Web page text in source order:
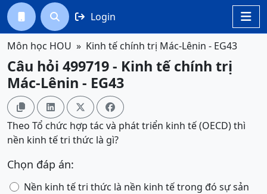

  Login
Môn học HOU Kinh tế chính trị Mác-Lênin - EG43
Câu hỏi 499719 - Kinh tế chính trị
Mác-Lênin - EG43
   
Theo Tổ chức hợp tác và phát triển kinh tế (OECD) thì
nền kinh tế tri thức là gì?
Chọn đáp án:
Nền kinh tế tri thức là nền kinh tế trong đó sự sản